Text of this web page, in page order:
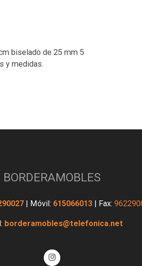
biselado de 25 mm 5
y medidas.
BORDERAMOBLES
| Móvil: 615066013 | Fax:
borderamobles@telefonica.net